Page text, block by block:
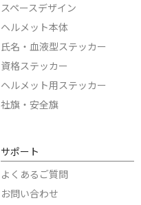
スペースデザイン
ヘルメット本体
氏名・血液型ステッカー
資格ステッカー
ヘルメット用ステッカー
社旗・安全旗
サポート
よくあるご質問
お問い合わせ